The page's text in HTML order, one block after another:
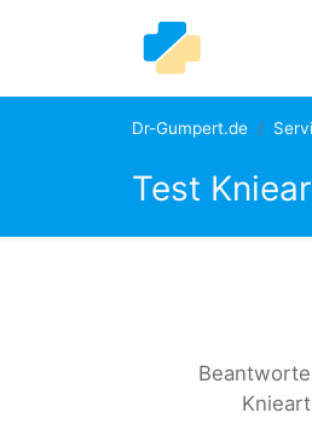
Dr-Gumpert.de
Test